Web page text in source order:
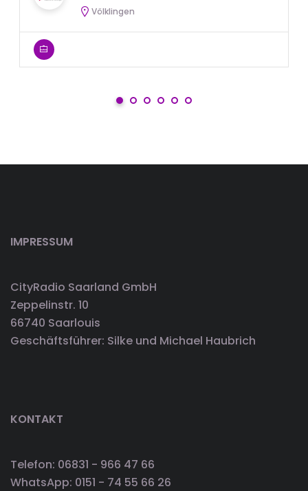
Völklingen
IMPRESSUM
CityRadio Saarland GmbH
Zeppelinstr. 10
66740 Saarlouis
Geschäftsführer: Silke und Michael Haubrich
KONTAKT
Telefon: 06831 - 966 47 66
WhatsApp: 0151 - 74 55 66 26